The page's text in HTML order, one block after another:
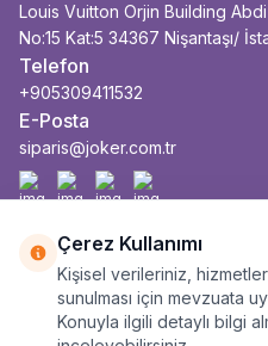
Louis Vuitton Orjin Building
No:15 Kat:5 34367 Nişantaşı/
Telefon
+905309411532
E-Posta
siparis@joker.com.tr
Facebook
İnstagram
YoutubeLinkedin
Çerez Kullanımı
Kişisel verileriniz,
sunulması için mevzuata
Konuyla ilgili detaylı bilgi